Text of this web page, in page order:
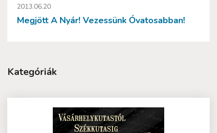
2013.06.20
Megjött A Nyár! Vezessünk Óvatosabban!
Kategóriák